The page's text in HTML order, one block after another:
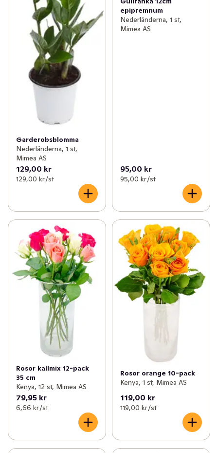
Garderobsblomma
Nederländerna, 1 st,
Mimea AS
129,00 kr
129,00 kr /st
epipremnum
Nederländerna, 1 st,
Mimea AS
95,00 kr
95,00 kr /st
Rosor kallmix 12-pack
35 cm
Kenya, 12 st, Mimea AS
79,95 kr
6,66 kr /st
Rosor orange 10-pack
Kenya, 1 st, Mimea AS
119,00 kr
119,00 kr /st